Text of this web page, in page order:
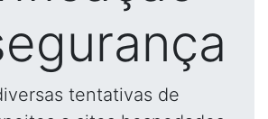
tentativas de